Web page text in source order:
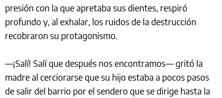
presión con la que apretaba sus dientes, respiró
profundo y, al exhalar, los ruidos de la destrucción
recobraron su protagonismo.
—¡Salí! Salí que después nos encontramos— gritó la
madre al cerciorarse que su hijo estaba a pocos pasos
de salir del barrio por el sendero que se dirige hasta la